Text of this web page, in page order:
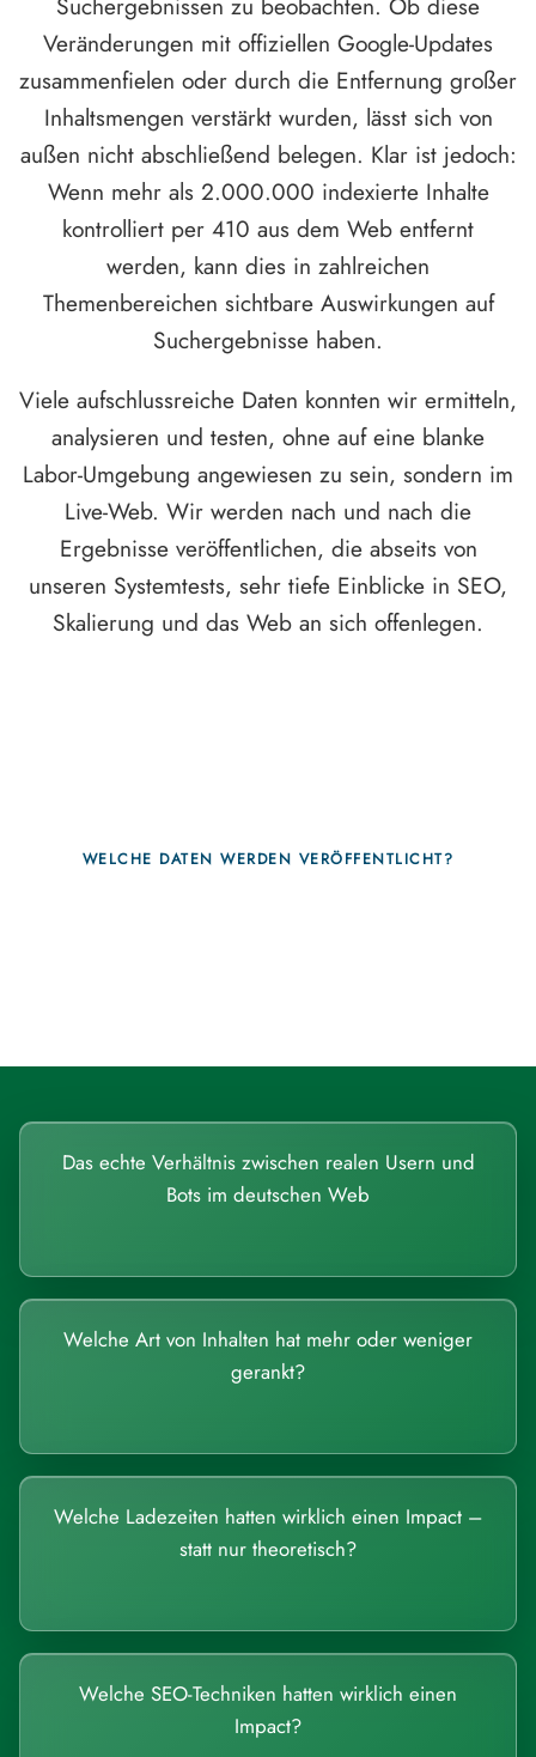
Veränderungen mit offiziellen Google-Updates
zusammenfielen oder durch die Entfernung großer
Inhaltsmengen verstärkt wurden, lässt sich von
außen nicht abschließend belegen. Klar ist jedoch:
Wenn mehr als 2.000.000 indexierte Inhalte
kontrolliert per 410 aus dem Web entfernt
werden, kann dies in zahlreichen
Themenbereichen sichtbare Auswirkungen auf
Suchergebnisse haben.
Viele aufschlussreiche Daten konnten wir ermitteln,
analysieren und testen, ohne auf eine blanke
Labor-Umgebung angewiesen zu sein, sondern im
Live-Web. Wir werden nach und nach die
Ergebnisse veröffentlichen, die abseits von
unseren Systemtests, sehr tiefe Einblicke in SEO,
Skalierung und das Web an sich offenlegen.
WELCHE DATEN WERDEN VERÖFFENTLICHT?
Das echte Verhältnis zwischen realen Usern und
Bots im deutschen Web
Welche Art von Inhalten hat mehr oder weniger
gerankt?
Welche Ladezeiten hatten wirklich einen Impact –
statt nur theoretisch?
Welche SEO-Techniken hatten wirklich einen
Impact?